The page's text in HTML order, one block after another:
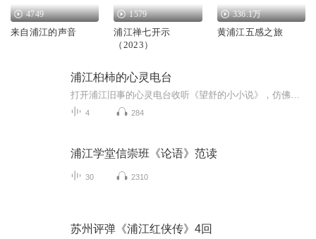
4749
来自浦江的声音
1579
浦江禅七开示
（2023）
336.1万
黄浦江五感之旅
浦江桕柿的心灵电台
4 284
浦江学堂信崇班《论语》范读
30 2310
苏州评弹《浦江红侠传》4回